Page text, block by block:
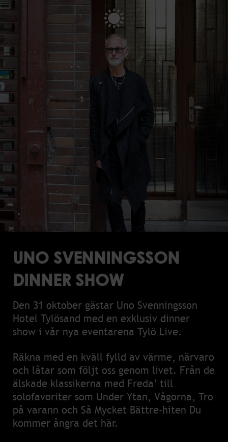
UNO SVENNINGSSON
DINNER SHOW
Den 31 oktober gästar Uno Svenningsson
Hotel Tylösand med en exklusiv dinner
show i vår nya eventarena Tylö Live.
Räkna med en kväll fylld av värme, närvaro
och låtar som följt oss genom livet. Från de
älskade klassikerna med Freda’ till
solofavoriter som Under Ytan, Vågorna, Tro
på varann och Så Mycket Bättre-hiten Du
kommer ångra det här.